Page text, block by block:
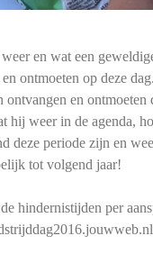
en wat een
ontmoeten op deze
en ontmoeten
hij weer in de agenda,
deze periode zijn en
tot volgend jaar!
hindernistijden per